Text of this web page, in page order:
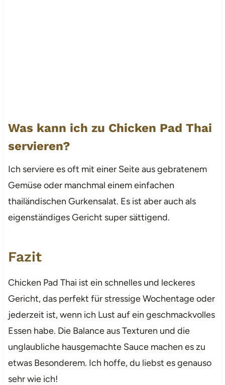
Was kann ich zu Chicken Pad Thai
servieren?
Ich serviere es oft mit einer Seite aus gebratenem
Gemüse oder manchmal einem einfachen
thailändischen Gurkensalat. Es ist aber auch als
eigenständiges Gericht super sättigend.
Fazit
Chicken Pad Thai ist ein schnelles und leckeres
Gericht, das perfekt für stressige Wochentage oder
jederzeit ist, wenn ich Lust auf ein geschmackvolles
Essen habe. Die Balance aus Texturen und die
unglaubliche hausgemachte Sauce machen es zu
etwas Besonderem. Ich hoffe, du liebst es genauso
sehr wie ich!